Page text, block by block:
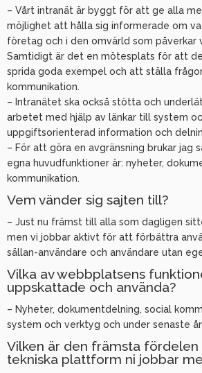
– Vårt intranät är byggt för att ge alla
möjlighet att hålla sig informerade om
företag och i den omvärld som påverkar
Samtidigt är det en mötesplats för att
sprida goda exempel och att ställa
kommunikation.
– Intranätet ska också stötta och
arbetet med hjälp av länkar till system
uppgiftsorienterad information och
– För att göra en avgränsning brukar jag
egna huvudfunktioner är: nyheter,
kommunikation.
Vem vänder sig sajten till?
– Just nu främst till alla som dagligen
men vi jobbar aktivt för att förbättra
sällan-användare och användare utan
Vilka av webbplatsens
uppskattade och använda?
– Nyheter, dokumentdelning, social
system och verktyg och under senaste
Vilken är den främsta
tekniska plattform ni jobbar